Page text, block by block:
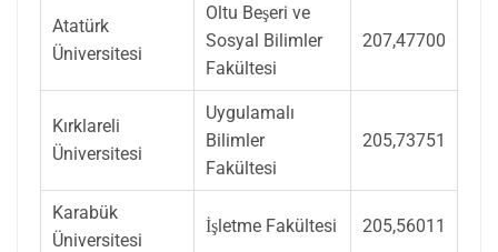
Atatürk
Üniversitesi
Oltu Beşeri ve
Sosyal Bilimler
Fakültesi
207,47700
Kırklareli
Üniversitesi
Uygulamalı
Bilimler
Fakültesi
205,73751
Karabük
Üniversitesi
İşletme Fakültesi 205,56011